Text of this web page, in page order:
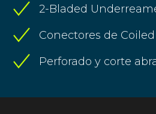
2-Bladed
Conectores de
Perforado y corte